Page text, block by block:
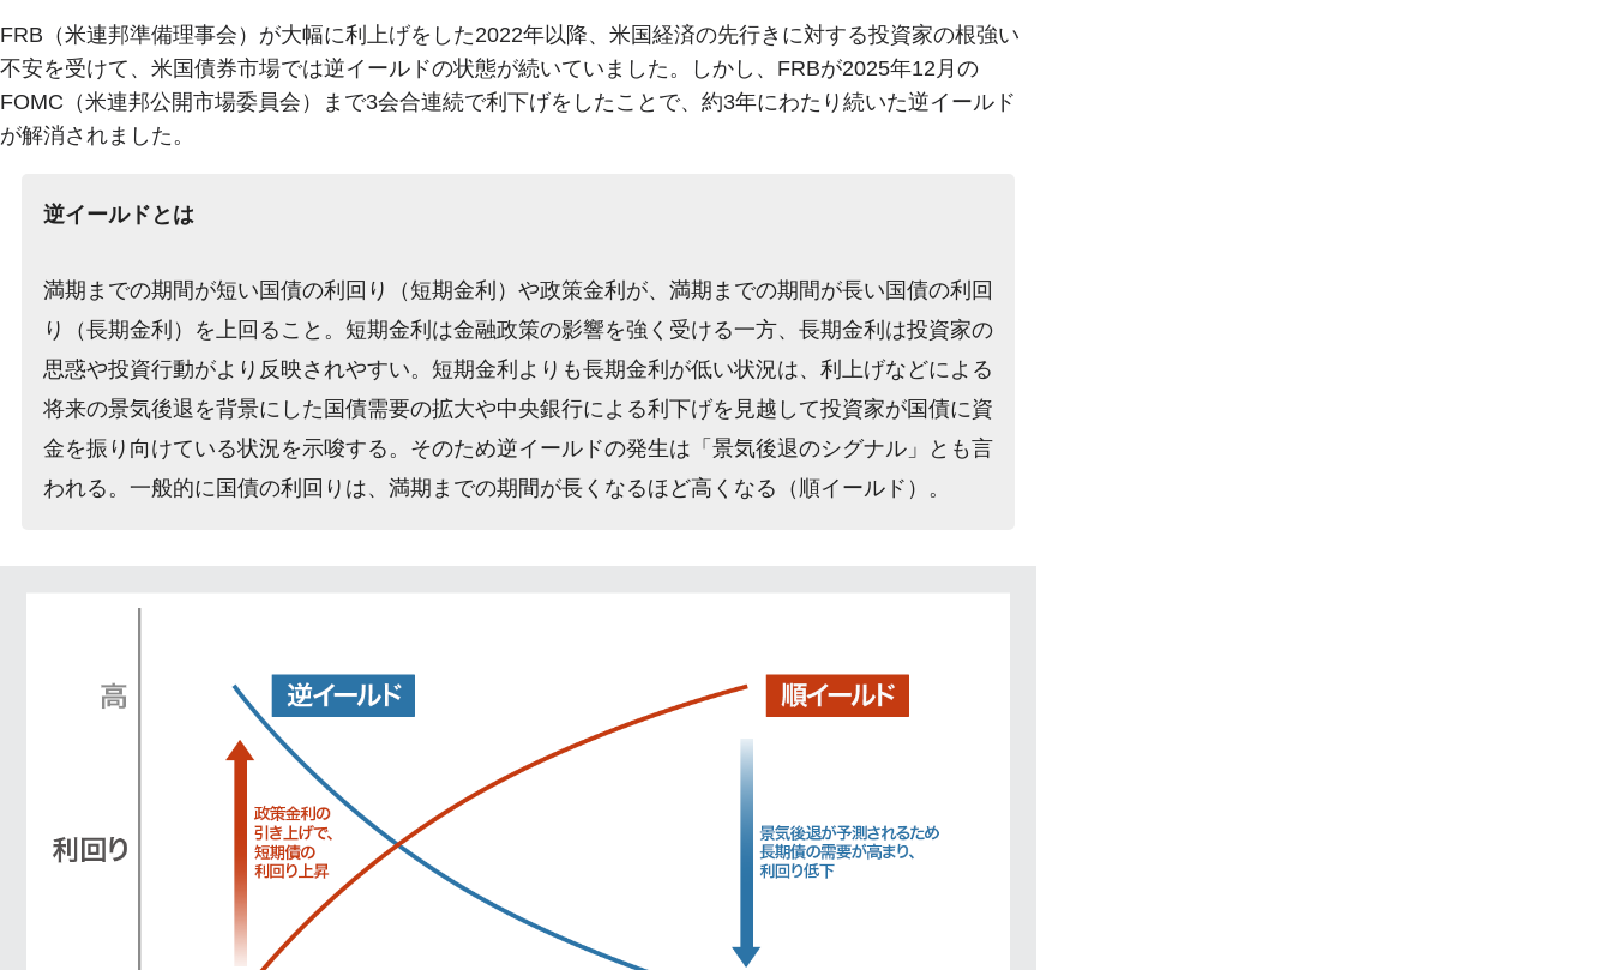
FRB（米連邦準備理事会）が大幅に利上げをした2022年以降、米国経済の先行きに対する投資家の根強い
不安を受けて、米国債券市場では逆イールドの状態が続いていました。しかし、FRBが2025年12月の
FOMC（米連邦公開市場委員会）まで3会合連続で利下げをしたことで、約3年にわたり続いた逆イールド
が解消されました。
逆イールドとは
満期までの期間が短い国債の利回り（短期金利）や政策金利が、満期までの期間が長い国債の利回
り（長期金利）を上回ること。短期金利は金融政策の影響を強く受ける一方、長期金利は投資家の
思惑や投資行動がより反映されやすい。短期金利よりも長期金利が低い状況は、利上げなどによる
将来の景気後退を背景にした国債需要の拡大や中央銀行による利下げを見越して投資家が国債に資
金を振り向けている状況を示唆する。そのため逆イールドの発生は「景気後退のシグナル」とも言
われる。一般的に国債の利回りは、満期までの期間が長くなるほど高くなる（順イールド）。